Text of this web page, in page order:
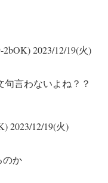
2bOK)2023/12/19(火)
言わないよね？？
2023/12/19(火)
のか